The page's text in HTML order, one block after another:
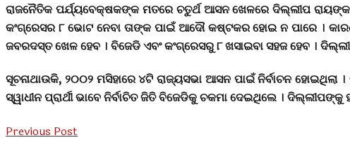
ରାଜନୈତିକ ପର୍ଯ୍ୟବେକ୍ଷକଙ୍କ ମତରେ ଚତୁର୍ଥ ଆସନ ଖେଳରେ ଦିଲ୍ଲୀପ
କଂଗ୍ରେସର ୮ ଭୋଟ ନେବା ତାଙ୍କ ପାଇଁ ଆଦୌ କଷ୍ଟକର ହୋଇ ନ ପାରେ ।
ଜବରଦସ୍ତ ଖେଳ ହେବ । ବିଜେଡି ଏବଂ କଂଗ୍ରେସରୁ ୮ ଖସାଇବା ସହଜ ହେବ ।
ସୂଚନାଥାଉକି, ୨୦୦୨ ମସିହାରେ ୪ଟି ରାଜ୍ୟସଭା ଆସନ ପାଇଁ ନିର୍ବାଚନ
ସ୍ୱାଧୀନ ପ୍ରାର୍ଥୀ ଭାବେ ନିର୍ବାଚିତ ଜିତି ବିଜେଡିକୁ ଚକମା ଦେଇଥିଲେ ।
Previous Post